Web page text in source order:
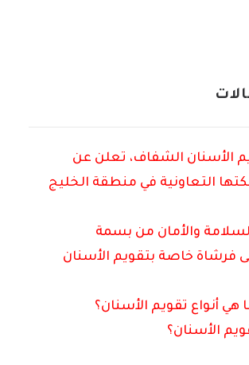
الأسنان الشفاف، تعلن عن
التعاونية في منطقة الخليج
والأمان من بسمة
فرشاة خاصة بتقويم الأسنان
أنواع تقويم الأسنان؟
الأسنان؟